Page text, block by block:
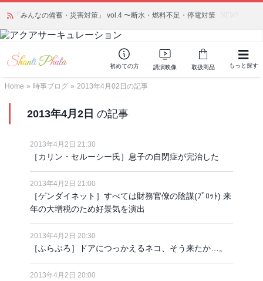
「みんなの備蓄・災害対策」 vol.4 〜断水・燃料不足・停電対策
初めての方 講演映像 取扱商品 もっと探す
Home » 時事ブログ » 2013年4月02日の記事
2013年4月2日 の記事
2013年4月2日 21:30
［カリン・セルーシー氏］息子の自閉症が完治した
2013年4月2日 21:00
［ゲンダイネット］すべては財務官僚の陰謀(ﾌﾟﾛｯﾄ) 来
年の大増税のため好景気を演出
2013年4月2日 20:30
［ふらぶろ］ドアにつっかえるネコ、そう来たか…。
2013年4月2日 20:00